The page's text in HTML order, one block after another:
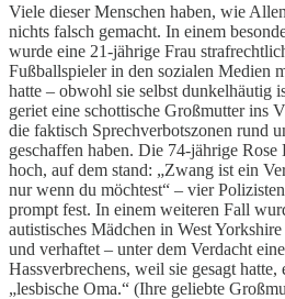
Viele dieser Menschen haben, wie
nichts falsch gemacht. In einem
wurde eine 21-jährige Frau
Fußballspieler in den sozialen Medien
hatte – obwohl sie selbst dunkelhäutig
geriet eine schottische Großmutter ins
die faktisch Sprechverbotszonen rund
geschaffen haben. Die 74-jährige
hoch, auf dem stand: „Zwang ist ein
nur wenn du möchtest“ – vier
prompt fest. In einem weiteren Fall
autistisches Mädchen in West
und verhaftet – unter dem Verdacht
Hassverbrechens, weil sie gesagt
„lesbische Oma.“ (Ihre geliebte